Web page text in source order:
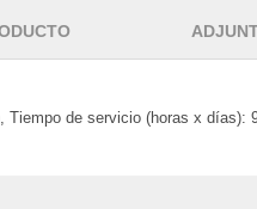
Tiempo de servicio (horas x